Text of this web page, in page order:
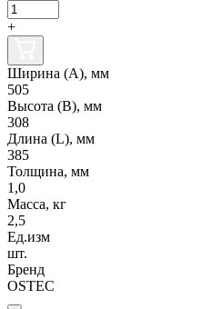
+
Ширина (А), мм
505
Высота (В), мм
308
Длина (L), мм
385
Толщина, мм
1,0
Масса, кг
2,5
Ед.изм
шт.
Бренд
OSTEC